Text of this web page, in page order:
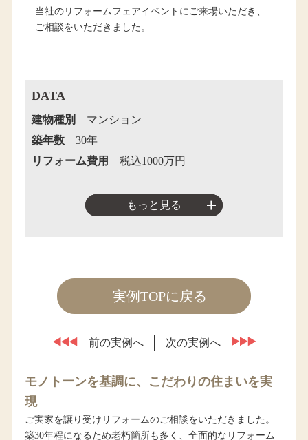
当社のリフォームフェアイベントにご来場いただき、
ご相談をいただきました。
DATA
建物種別
マンション
築年数
30年
リフォーム費用
税込1000万円
もっと見る
実例TOPに戻る
前の実例へ 次の実例へ
モノトーンを基調に、こだわりの住まいを実
現
ご実家を譲り受けリフォームのご相談をいただきました。
築30年程になるため老朽箇所も多く、全面的なリフォーム